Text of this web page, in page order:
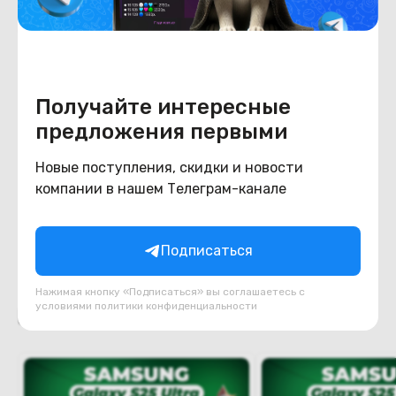
Получайте интересные
предложения первыми
Новые поступления, скидки и новости
компании в нашем Телеграм-канале
Подписаться
Нажимая кнопку «Подписаться» вы соглашаетесь с
условиями политики конфиденциальности
Аккумулятор
Конструкция
Цвет
зеленый
Материал корпуса
титан/стекло
Похожие товары